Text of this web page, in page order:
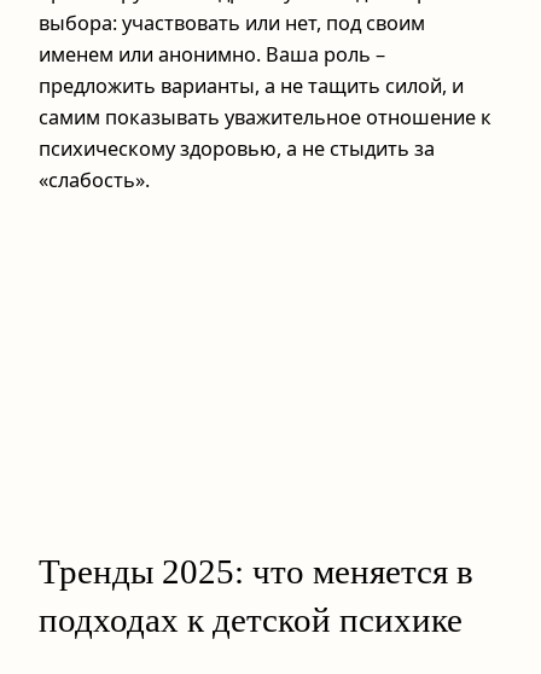
выбора: участвовать или нет, под своим
именем или анонимно. Ваша роль –
предложить варианты, а не тащить силой, и
самим показывать уважительное отношение к
психическому здоровью, а не стыдить за
«слабость».
Тренды 2025: что меняется в
подходах к детской психике